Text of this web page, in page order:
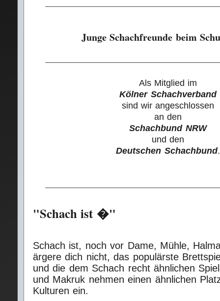
Junge Schachfreunde beim
Als Mitglied im
Kölner Schachverband
sind wir angeschlossen
an den
Schachbund NRW
und den
Deutschen Schachbund.
"Schach ist �"
Schach ist, noch vor Dame, Mühle,
ärgere dich nicht, das populärste
und die dem Schach recht ähnlichen
und Makruk nehmen einen ähnlichen
Kulturen ein.